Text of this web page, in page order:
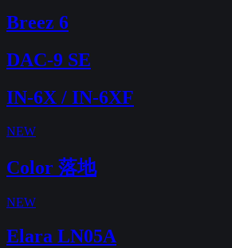
Breez 6
DAC-9 SE
IN-6X / IN-6XF
NEW
Color 落地
NEW
Elara LN05A